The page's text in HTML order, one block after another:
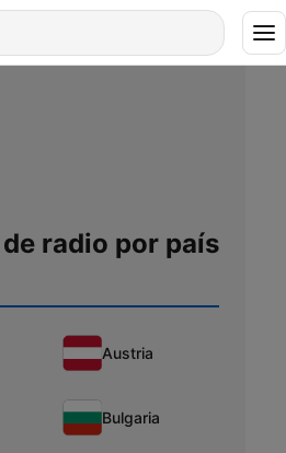
radio por país
Austria
Bulgaria